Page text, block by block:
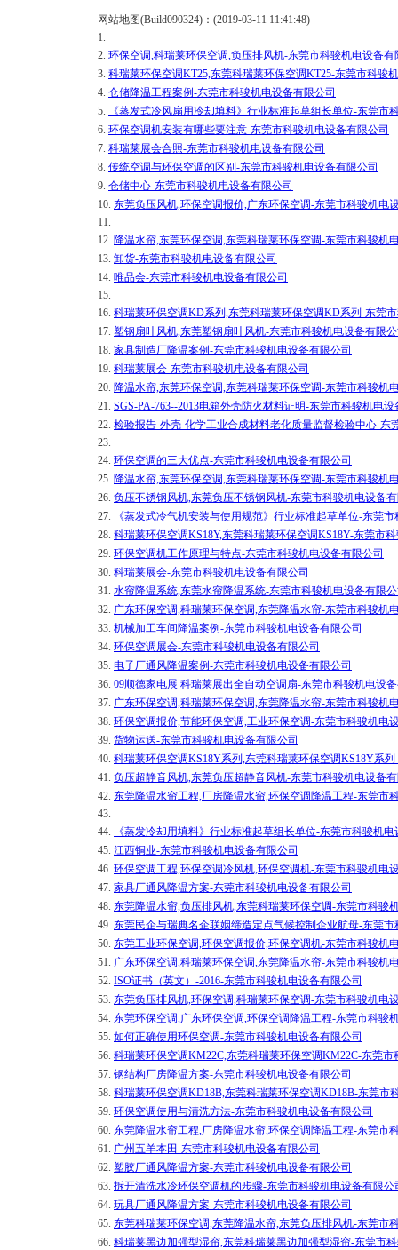
网站地图(Build090324)：(2019-03-11 11:41:48)
1.
2. 环保空调,科瑞莱环保空调,负压排风机-东莞市科骏机电设备有
3. 科瑞莱环保空调KT25,东莞科瑞莱环保空调KT25-东莞市科骏
4. 仓储降温工程案例-东莞市科骏机电设备有限公司
5.
《蒸发式冷风扇用冷却填料》行业标准起草组长单位-东莞市
6. 环保空调机安装有哪些要注意-东莞市科骏机电设备有限公司
7. 科瑞莱展会合照-东莞市科骏机电设备有限公司
8. 传统空调与环保空调的区别-东莞市科骏机电设备有限公司
9. 仓储中心-东莞市科骏机电设备有限公司
10. 东莞负压风机,环保空调报价,广东环保空调-东莞市科骏机电
11.
12. 降温水帘,东莞环保空调,东莞科瑞莱环保空调-东莞市科骏机
13. 卸货-东莞市科骏机电设备有限公司
14. 唯品会-东莞市科骏机电设备有限公司
15.
16. 科瑞莱环保空调KD系列,东莞科瑞莱环保空调KD系列-东莞
17. 塑钢扇叶风机,东莞塑钢扇叶风机-东莞市科骏机电设备有限
18. 家具制造厂降温案例-东莞市科骏机电设备有限公司
19. 科瑞莱展会-东莞市科骏机电设备有限公司
20. 降温水帘,东莞环保空调,东莞科瑞莱环保空调-东莞市科骏机
21. SGS-PA-763--2013电箱外壳防火材料证明-东莞市科骏机电
22. 检验报告-外壳-化学工业合成材料老化质量监督检验中心-东
23.
24. 环保空调的三大优点-东莞市科骏机电设备有限公司
25. 降温水帘,东莞环保空调,东莞科瑞莱环保空调-东莞市科骏机
26. 负压不锈钢风机,东莞负压不锈钢风机-东莞市科骏机电设备
27.
《蒸发式冷气机安装与使用规范》行业标准起草单位-东莞
28. 科瑞莱环保空调KS18Y,东莞科瑞莱环保空调KS18Y-东莞市
29. 环保空调机工作原理与特点-东莞市科骏机电设备有限公司
30. 科瑞莱展会-东莞市科骏机电设备有限公司
31. 水帘降温系统,东莞水帘降温系统-东莞市科骏机电设备有限
32. 广东环保空调,科瑞莱环保空调,东莞降温水帘-东莞市科骏机
33. 机械加工车间降温案例-东莞市科骏机电设备有限公司
34. 环保空调展会-东莞市科骏机电设备有限公司
35. 电子厂通风降温案例-东莞市科骏机电设备有限公司
36. 09顺德家电展 科瑞莱展出全自动空调扇-东莞市科骏机电设
37. 广东环保空调,科瑞莱环保空调,东莞降温水帘-东莞市科骏机
38. 环保空调报价,节能环保空调,工业环保空调-东莞市科骏机电
39. 货物运送-东莞市科骏机电设备有限公司
40. 科瑞莱环保空调KS18Y系列,东莞科瑞莱环保空调KS18Y系
41. 负压超静音风机,东莞负压超静音风机-东莞市科骏机电设备
42. 东莞降温水帘工程,厂房降温水帘,环保空调降温工程-东莞市
43.
44.
《蒸发冷却用填料》行业标准起草组长单位-东莞市科骏机
45. 江西铜业-东莞市科骏机电设备有限公司
46. 环保空调工程,环保空调冷风机,环保空调机-东莞市科骏机电
47. 家具厂通风降温方案-东莞市科骏机电设备有限公司
48. 东莞降温水帘,负压排风机,东莞科瑞莱环保空调-东莞市科骏
49. 东莞民企与瑞典名企联姻缔造定点气候控制企业航母-东莞
50. 东莞工业环保空调,环保空调报价,环保空调机-东莞市科骏机
51. 广东环保空调,科瑞莱环保空调,东莞降温水帘-东莞市科骏机
52. ISO证书（英文）-2016-东莞市科骏机电设备有限公司
53. 东莞负压排风机,环保空调,科瑞莱环保空调-东莞市科骏机电
54. 东莞环保空调,广东环保空调,环保空调降温工程-东莞市科骏
55. 如何正确使用环保空调-东莞市科骏机电设备有限公司
56. 科瑞莱环保空调KM22C,东莞科瑞莱环保空调KM22C-东莞市
57. 钢结构厂房降温方案-东莞市科骏机电设备有限公司
58. 科瑞莱环保空调KD18B,东莞科瑞莱环保空调KD18B-东莞市
59. 环保空调使用与清洗方法-东莞市科骏机电设备有限公司
60. 东莞降温水帘工程,厂房降温水帘,环保空调降温工程-东莞市
61. 广州五羊本田-东莞市科骏机电设备有限公司
62. 塑胶厂通风降温方案-东莞市科骏机电设备有限公司
63. 拆开清洗水冷环保空调机的步骤-东莞市科骏机电设备有限公
64. 玩具厂通风降温方案-东莞市科骏机电设备有限公司
65. 东莞科瑞莱环保空调,东莞降温水帘,东莞负压排风机-东莞市
66. 科瑞莱黑边加强型湿帘,东莞科瑞莱黑边加强型湿帘-东莞市